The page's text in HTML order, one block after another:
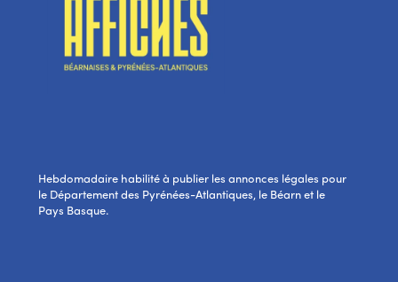
Hebdomadaire habilité à publier les annonces légales pour
le Département des Pyrénées-Atlantiques, le Béarn et le
Pays Basque.